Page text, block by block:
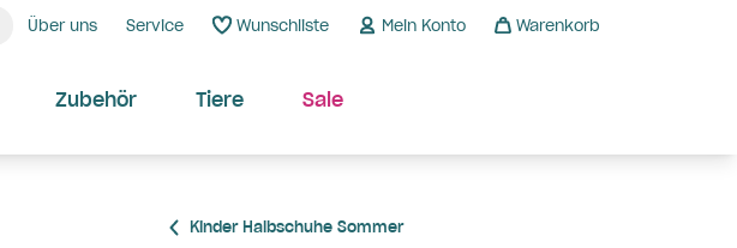
Über uns Service Wunschliste Mein Konto Warenkorb
Zubehör Tiere Sale
Kinder Halbschuhe Sommer